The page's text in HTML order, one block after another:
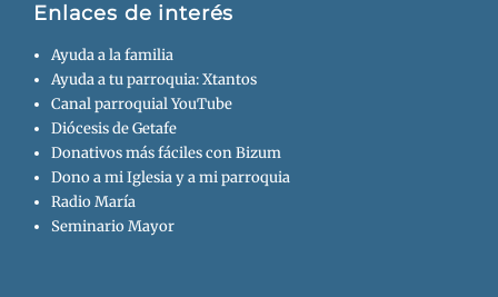
Enlaces de interés
Ayuda a la familia
Ayuda a tu parroquia: Xtantos
Canal parroquial YouTube
Diócesis de Getafe
Donativos más fáciles con Bizum
Dono a mi Iglesia y a mi parroquia
Radio María
Seminario Mayor